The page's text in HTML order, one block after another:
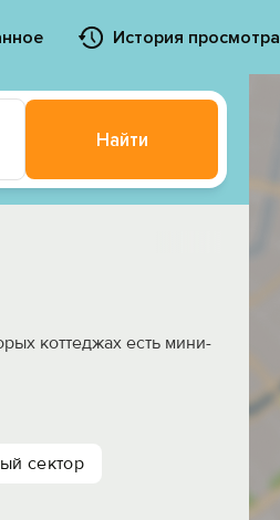
История просмотра
Найти
коттеджах есть мини-
сектор